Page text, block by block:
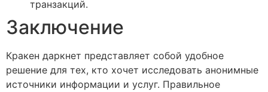
транзакций.
Заключение
Кракен даркнет представляет собой удобное
решение для тех, кто хочет исследовать анонимные
источники информации и услуг. Правильное